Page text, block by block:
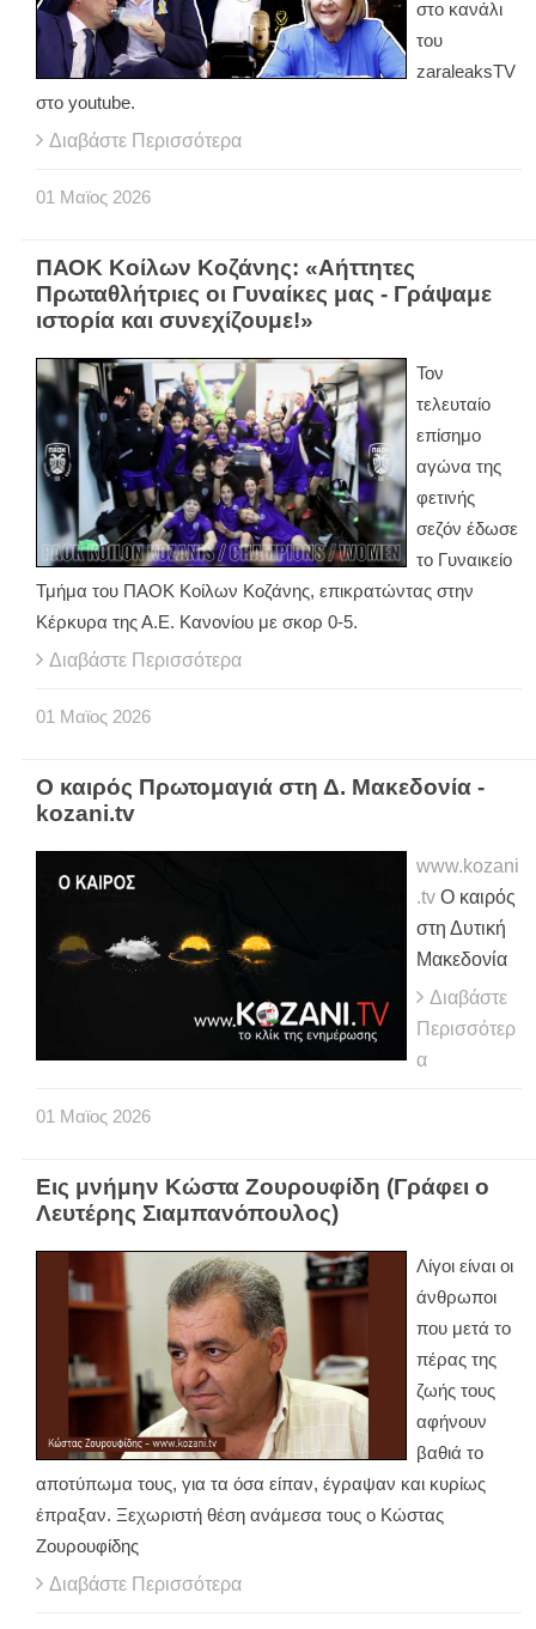
στο κανάλι
του
zaraleaksTV
στο youtube.
Διαβάστε Περισσότερα
01 Μαϊος 2026
ΠΑΟΚ Κοίλων Κοζάνης: «Αήττητες
Πρωταθλήτριες οι Γυναίκες μας - Γράψαμε
ιστορία και συνεχίζουμε!»
Τον
τελευταίο
επίσημο
αγώνα της
φετινής
σεζόν έδωσε
το Γυναικείο
Τμήμα του ΠΑΟΚ Κοίλων Κοζάνης, επικρατώντας στην
Κέρκυρα της Α.Ε. Κανονίου με σκορ 0-5.
Διαβάστε Περισσότερα
01 Μαϊος 2026
Ο καιρός Πρωτομαγιά στη Δ. Μακεδονία -
kozani.tv
www.kozani
.tv Ο καιρός
στη Δυτική
Μακεδονία
Διαβάστε
Περισσότερ
α
01 Μαϊος 2026
Εις μνήμην Κώστα Ζουρουφίδη (Γράφει ο
Λευτέρης Σιαμπανόπουλος)
Λίγοι είναι οι
άνθρωποι
που μετά το
πέρας της
ζωής τους
αφήνουν
βαθιά το
αποτύπωμα τους, για τα όσα είπαν, έγραψαν και κυρίως
έπραξαν. Ξεχωριστή θέση ανάμεσα τους ο Κώστας
Ζουρουφίδης
Διαβάστε Περισσότερα